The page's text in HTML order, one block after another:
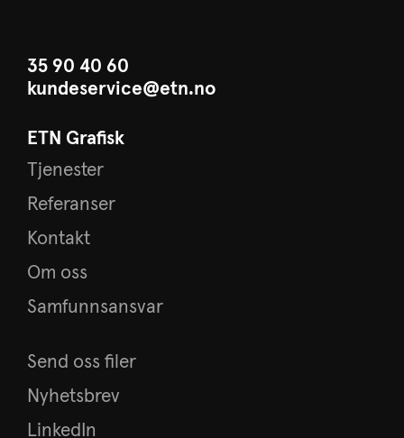
35 90 40 60
kundeservice@etn.no
ETN Grafisk
Tjenester
Referanser
Kontakt
Om oss
Samfunnsansvar
Send oss filer
Nyhetsbrev
LinkedIn